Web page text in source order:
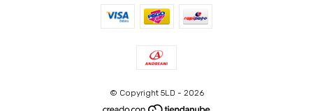
© Copyright 5LD - 2026